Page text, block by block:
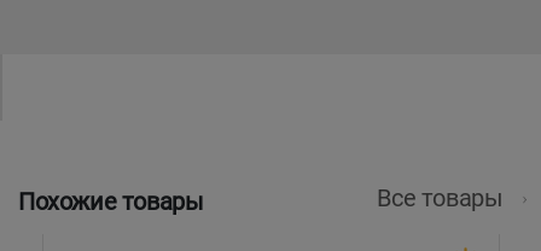
Похожие товары Все товары